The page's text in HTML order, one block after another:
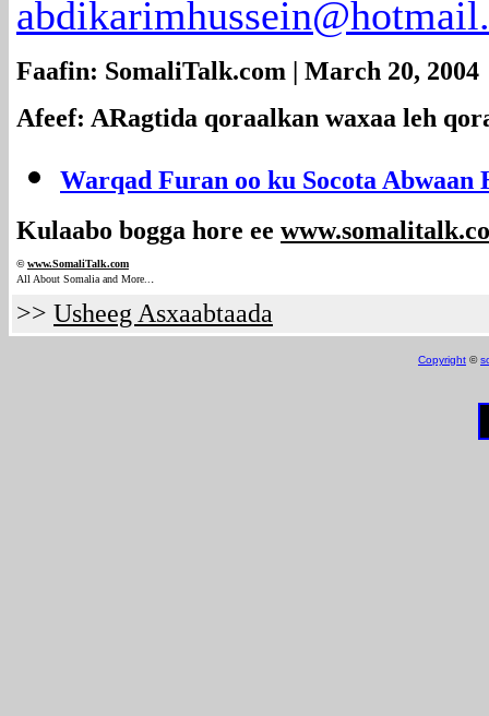
Faafin: SomaliTalk.com | March 20, 2004
Afeef: ARagtida qoraalkan waxaa leh
Warqad Furan oo ku Socota
Kulaabo bogga hore ee
©www.SomaliTalk.com
All About Somalia and More.. .
>> Usheeg Asxaabtaada
Copyright ©